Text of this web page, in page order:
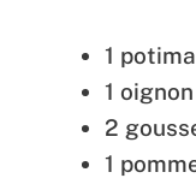
1
1 oignon
2
1